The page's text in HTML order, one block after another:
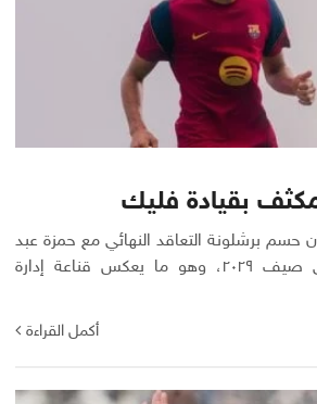
مكثف بقيادة فليك
حسم برشلونة التعاقد النهائي مع حمزة عبد
الكريم بعقد يمتد حتى صيف ٢٠٢٩، وهو ما يعكس قناعة إدارة
أكمل القراءة